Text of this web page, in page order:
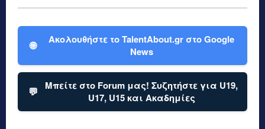
🌐
Ακολουθήστε το TalentAbout.gr στο Google
News
💬
Μπείτε στο Forum μας! Συζητήστε για U19,
U17, U15 και Ακαδημίες